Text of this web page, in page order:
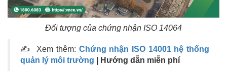
Đối tượng của chứng nhận ISO 14064
✍ Xem thêm: Chứng nhận ISO 14001 hệ thống
quản lý môi trường | Hướng dẫn miễn phí